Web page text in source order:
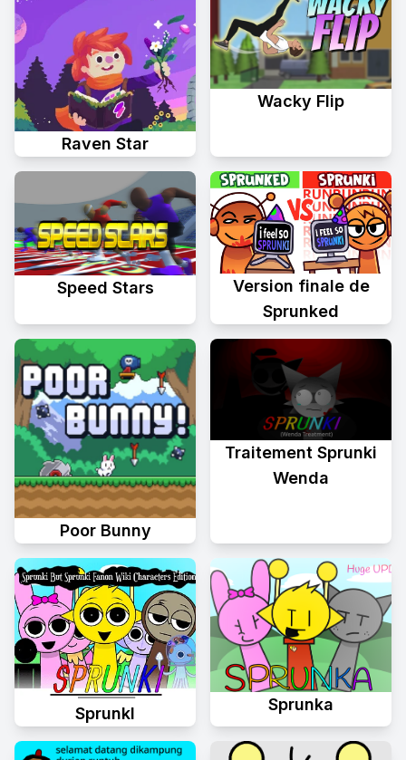
Raven Star
Wacky Flip
Speed Stars
Version finale de
Sprunked
Poor Bunny
Traitement Sprunki
Wenda
Sprunkl
Sprunka